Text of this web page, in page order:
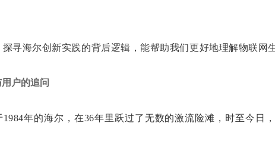
探寻海尔创新实践的背后逻辑，能帮助我们更好地理解物联网
用户的追问
1984年的海尔，在36年里跃过了无数的激流险滩，时至今日